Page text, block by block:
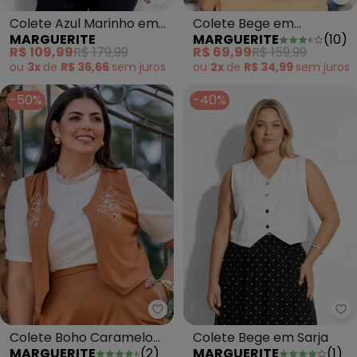
Colete Azul Marinho em
Crepe Plano
MARGUERITE
R$ 109,99R$ 179,99
ou 3x de R$ 36,66 sem juros
Colete Bege em
Alfaiataria
MARGUERITE (10)
R$ 69,99R$ 159,99
ou 2x de R$ 34,99 sem juros
-50%
Marguerite - Colete Boho
Colete Boho Caramelo
-40%
Colete Bege em Sarja